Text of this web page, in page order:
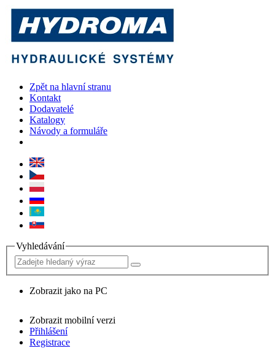
Zpět na hlavní stranu
Kontakt
Dodavatelé
Katalogy
Návody a formuláře
Vyhledávání
Zobrazit jako na PC
Zobrazit mobilní verzi
Přihlášení
Registrace